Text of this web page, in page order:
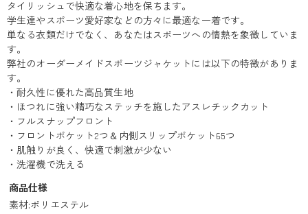
タイリッシュで快適な着心地を保ちます。
学生達やスポーツ愛好家などの方々に最適な一着です。
単なる衣類だけでなく、あなたはスポーツへの情熱を象徴していま
す。
弊社のオーダーメイドスポーツジャケットには以下の特徴がありま
す。
・耐久性に優れた高品質生地
・ほつれに強い精巧なステッチを施したアスレチックカット
・フルスナップフロント
・フロントポケット2つ＆内側スリップポケット65つ
・肌触りが良く、快適で刺激が少ない
・洗濯機で洗える
商品仕様
素材:ポリエステル